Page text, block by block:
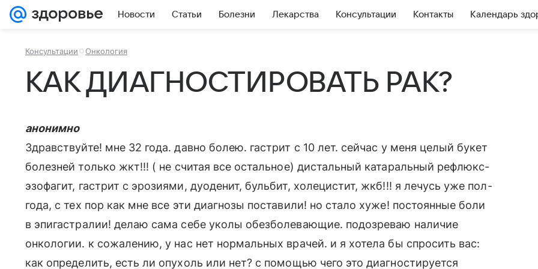
Новости Статьи Болезни Лекарства Консультации Контакты Календарь
Консультации Онкология
КАК ДИАГНОСТИРОВАТЬ РАК?
анонимно
Здравствуйте! мне 32 года. давно болею. гастрит с 10 лет. сейчас у меня целый букет
болезней только жкт!!! ( не считая все остальное) дистальный катаральный рефлюкс-
эзофагит, гастрит с эрозиями, дуоденит, бульбит, холецистит, жкб!!! я лечусь уже пол-
года, с тех пор как мне все эти диагнозы поставили! но стало хуже! постоянные боли
в эпигастралии! делаю сама себе уколы обезболевающие. подозреваю наличие
онкологии. к сожалению, у нас нет нормальных врачей. и я хотела бы спросить вас:
как определить, есть ли опухоль или нет? с помощью чего это диагностируется